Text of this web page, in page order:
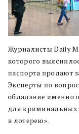
Журналисты Daily
которого
паспорта продают
Эксперты по
обладание именно
для
в лотерею».